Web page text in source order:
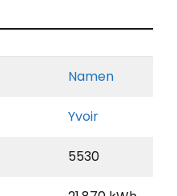
Namen
Yvoir
5530